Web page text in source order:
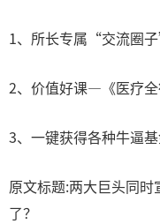
1、所长专属“交流圈
2、价值好课—《医疗全
3、一键获得各种牛逼
原文标题:两大巨头同
了？